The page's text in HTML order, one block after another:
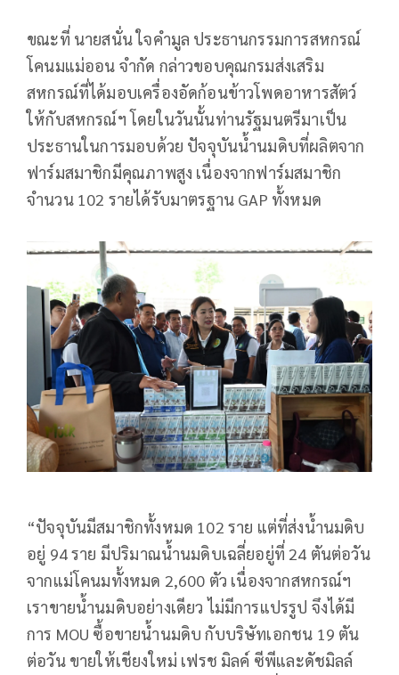
ขณะที่ นายสนั่น ใจคำมูล ประธานกรรมการสหกรณ์
โคนมแม่ออน จำกัด กล่าวขอบคุณกรมส่งเสริม
สหกรณ์ที่ได้มอบเครื่องอัดก้อนข้าวโพดอาหารสัตว์
ให้กับสหกรณ์ฯ โดยในวันนั้นท่านรัฐมนตรีมาเป็น
ประธานในการมอบด้วย ปัจจุบันน้ำนมดิบที่ผลิตจาก
ฟาร์มสมาชิกมีคุณภาพสูง เนื่องจากฟาร์มสมาชิก
จำนวน 102 รายได้รับมาตรฐาน GAP ทั้งหมด
“ปัจจุบันมีสมาชิกทั้งหมด 102 ราย แต่ที่ส่งน้ำนมดิบ
อยู่ 94 ราย มีปริมาณน้ำนมดิบเฉลี่ยอยู่ที่ 24 ตันต่อวัน
จากแม่โคนมทั้งหมด 2,600 ตัว เนื่องจากสหกรณ์ฯ
เราขายน้ำนมดิบอย่างเดียว ไม่มีการแปรรูป จึงได้มี
การ MOU ซื้อขายน้ำนมดิบ กับบริษัทเอกชน 19 ตัน
ต่อวัน ขายให้เชียงใหม่ เฟรช มิลค์ ซีพีและดัชมิลล์